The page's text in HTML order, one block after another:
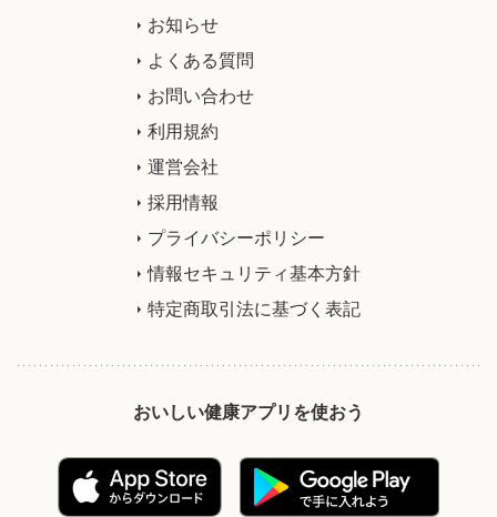
お知らせ
よくある質問
お問い合わせ
利用規約
運営会社
採用情報
プライバシーポリシー
情報セキュリティ基本方針
特定商取引法に基づく表記
おいしい健康アプリを使おう